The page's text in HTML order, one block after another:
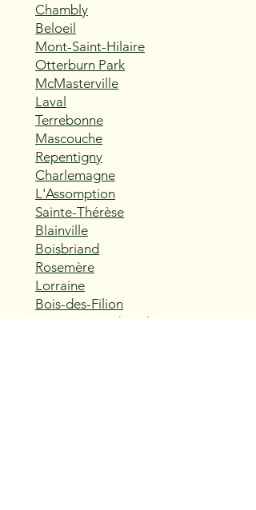
Chambly
Beloeil
Mont-Saint-Hilaire
Otterburn Park
McMasterville
Laval
Terrebonne
Mascouche
Repentigny
Charlemagne
L'Assomption
Sainte-Thérèse
Blainville
Boisbriand
Rosemère
Lorraine
Bois-des-Filion
Sainte-Anne-des-Plaines